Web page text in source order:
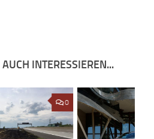
INTERESSIEREN...
0